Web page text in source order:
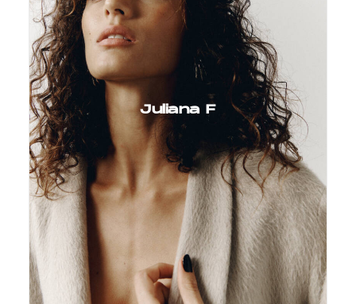
Juliana F